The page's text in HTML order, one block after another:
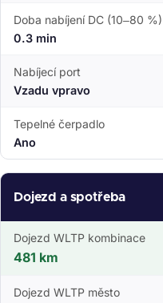
Doba nabíjení DC (10–80 %)
0.3 min
Nabíjecí port
Vzadu vpravo
Tepelné čerpadlo
Ano
Dojezd a spotřeba
Dojezd WLTP kombinace
481 km
Dojezd WLTP město